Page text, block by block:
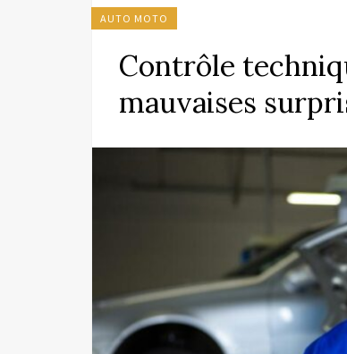
AUTO MOTO
Contrôle
mauvaises